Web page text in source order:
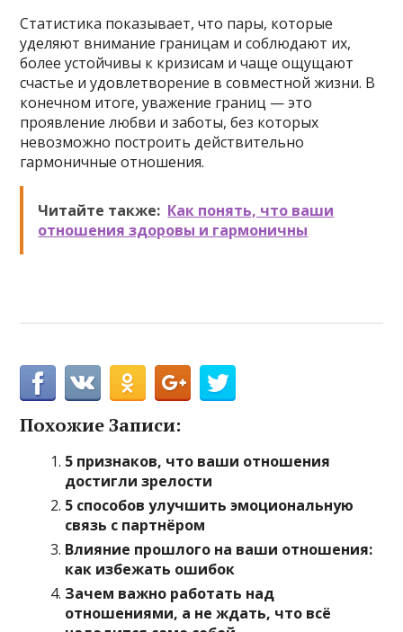
Статистика показывает, что пары, которые
уделяют внимание границам и соблюдают их,
более устойчивы к кризисам и чаще ощущают
счастье и удовлетворение в совместной жизни. В
конечном итоге, уважение границ — это
проявление любви и заботы, без которых
невозможно построить действительно
гармоничные отношения.
Читайте также: Как понять, что ваши
отношения здоровы и гармоничны
Похожие Записи:
5 признаков, что ваши отношения
достигли зрелости
5 способов улучшить эмоциональную
связь с партнёром
Влияние прошлого на ваши отношения:
как избежать ошибок
Зачем важно работать над
отношениями, а не ждать, что всё